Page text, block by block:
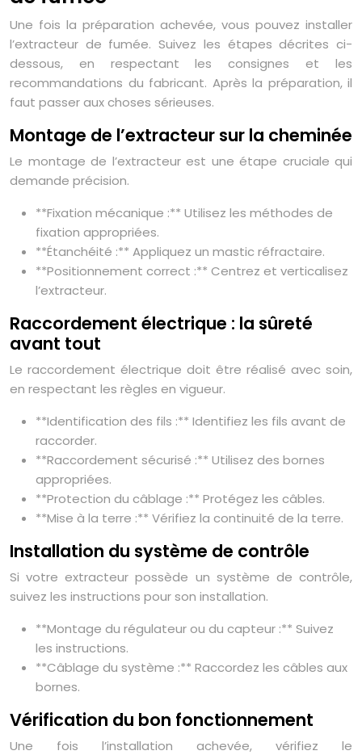
Une fois la préparation achevée, vous pouvez installer
l’extracteur de fumée. Suivez les étapes décrites ci-
dessous, en respectant les consignes et les
recommandations du fabricant. Après la préparation, il
faut passer aux choses sérieuses.
Montage de l’extracteur sur la cheminée
Le montage de l’extracteur est une étape cruciale qui
demande précision.
**Fixation mécanique :** Utilisez les méthodes de
fixation appropriées.
**Étanchéité :** Appliquez un mastic réfractaire.
**Positionnement correct :** Centrez et verticalisez
l’extracteur.
Raccordement électrique : la sûreté
avant tout
Le raccordement électrique doit être réalisé avec soin,
en respectant les règles en vigueur.
**Identification des fils :** Identifiez les fils avant de
raccorder.
**Raccordement sécurisé :** Utilisez des bornes
appropriées.
**Protection du câblage :** Protégez les câbles.
**Mise à la terre :** Vérifiez la continuité de la terre.
Installation du système de contrôle
Si votre extracteur possède un système de contrôle,
suivez les instructions pour son installation.
**Montage du régulateur ou du capteur :** Suivez
les instructions.
**Câblage du système :** Raccordez les câbles aux
bornes.
Vérification du bon fonctionnement
Une fois l’installation achevée, vérifiez le